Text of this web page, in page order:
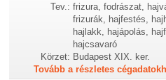
Tev.: frizura, fodrászat,
frizurák, hajfestés,
hajlakk, hajápolás,
hajcsavaró
Körzet: Budapest XIX. ker.
Tovább a részletes